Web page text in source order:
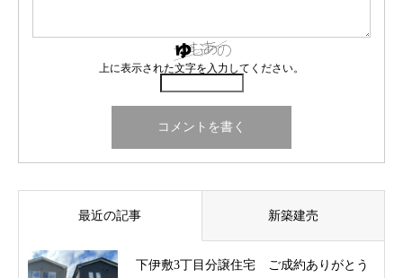
上に表示された文字を入力してください。
最近の記事 新築建売
下伊敷3丁目分譲住宅 ご成約ありがとう